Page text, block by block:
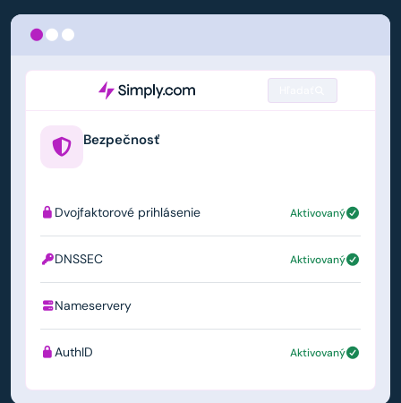
Bezpečnosť
Dvojfaktorové prihlásenie Aktivovaný
DNSSEC Aktivovaný
Nameservery
AuthID Aktivovaný